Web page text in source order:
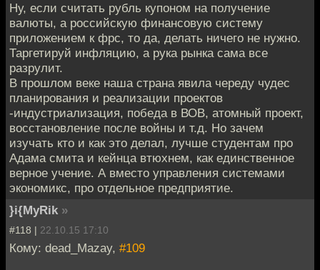
Ну, если считать рубль купоном на получение
валюты, а российскую финансовую систему
приложением к фрс, то да, делать ничего не нужно.
Таргетируй инфляцию, а рука рынка сама все
разрулит.
В прошлом веке наша страна явила череду чудес
планирования и реализации проектов
-индустриализация, победа в ВОВ, атомный проект,
восстановление после войны и т.д. Но зачем
изучать кто и как это делал, лучше студентам про
Адама смита и кейнца втюхнем, как единственное
верное учение. А вместо управления системами
экономикс, про отдельное предприятие.
}i{MyRik »
#118 | 22.10.15 17:10
Кому: dead_Mazay, #109